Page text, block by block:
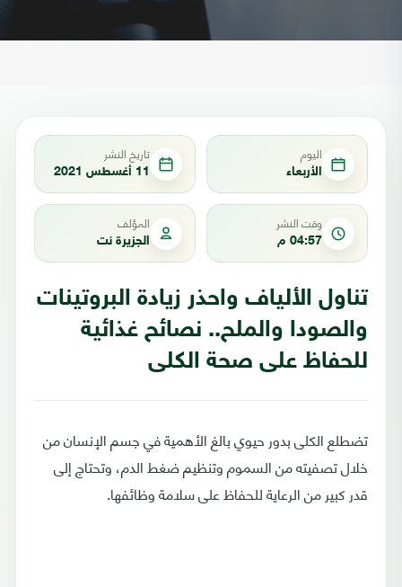
اليوم
الأربعاء
تاريخ النشر
11 أغسطس 2021
وقت النشر
04:57 م
المؤلف
الجزيرة نت
تناول الألياف واحذر زيادة البروتينات
والصودا والملح.. نصائح غذائية
للحفاظ على صحة الكلى
تضطلع الكلى بدور حيوي بالغ الأهمية في جسم الإنسان من
خلال تصفيته من السموم وتنظيم ضغط الدم، وتحتاج إلى
قدر كبير من الرعاية للحفاظ على سلامة وظائفها.